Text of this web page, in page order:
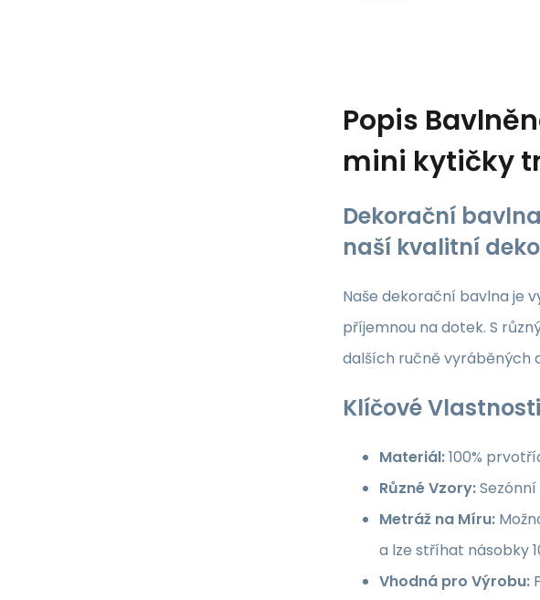
Popis
mini kytičky
Dekorační
naší kvalitní
Naše dekorační bavlna je
příjemnou na dotek. S
dalších ručně vyráběných
Klíčové
Materiál:100%
Různé Vzory:
Metráž na Míru:
a lze stříhat násobky
Vhodná pro Výrobu: